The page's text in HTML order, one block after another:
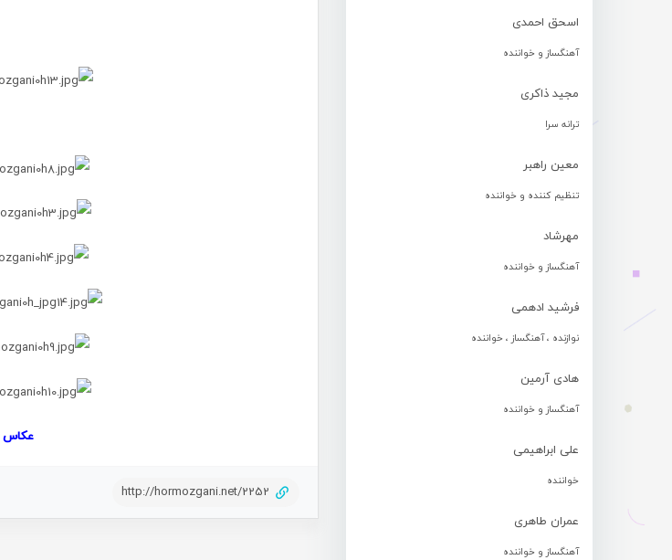
اسحق احمدی
آهنگساز و خواننده
مجید ذاکری
ترانه سرا
معین راهبر
تنظیم کننده و خواننده
مهرشاد
آهنگساز و خواننده
فرشید ادهمی
نوازنده ، آهنگساز ، خواننده
هادی آرمین
آهنگساز و خواننده
علی ابراهیمی
خواننده
عمران طاهری
آهنگساز و خواننده
عکاس
http://hormozgani.net/2252